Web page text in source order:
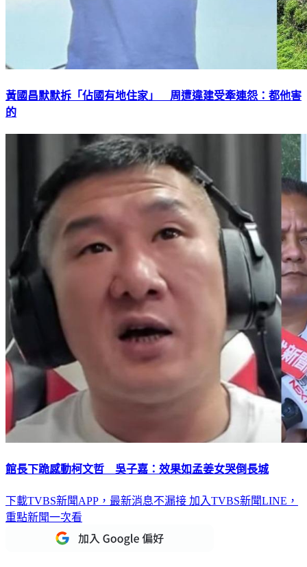
黃國昌默默拆「佔國有地住家」 周遭違建受牽連怨：都他害
的
館長下跪感動柯文哲 吳子嘉：效果如孟姜女哭倒長城
下載TVBS新聞APP，最新消息不漏接 加入TVBS新聞LINE，
重點新聞一次看